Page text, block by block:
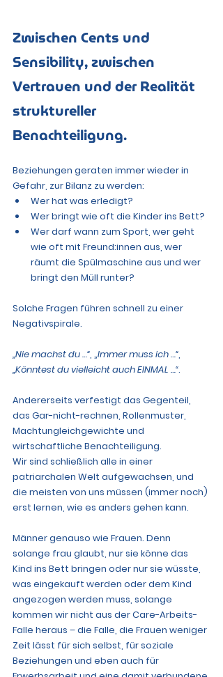
Zwischen Cents und
Sensibility, zwischen
Vertrauen und der Realität
struktureller
Benachteiligung.
Beziehungen geraten immer wieder in
Gefahr, zur Bilanz zu werden:
Wer hat was erledigt?
Wer bringt wie oft die Kinder ins Bett?
Wer darf wann zum Sport, wer geht
wie oft mit Freund:innen aus, wer
räumt die Spülmaschine aus und wer
bringt den Müll runter?
Solche Fragen führen schnell zu einer
Negativspirale.
„Nie machst du …“, „Immer muss ich …“,
„Könntest du vielleicht auch EINMAL …“.
Andererseits verfestigt das Gegenteil,
das Gar-nicht-rechnen, Rollenmuster,
Machtungleichgewichte und
wirtschaftliche Benachteiligung.
Wir sind schließlich alle in einer
patriarchalen Welt aufgewachsen, und
die meisten von uns müssen (immer noch)
erst lernen, wie es anders gehen kann.
Männer genauso wie Frauen. Denn
solange frau glaubt, nur sie könne das
Kind ins Bett bringen oder nur sie wüsste,
was eingekauft werden oder dem Kind
angezogen werden muss, solange
kommen wir nicht aus der Care-Arbeits-
Falle heraus – die Falle, die Frauen weniger
Zeit lässt für sich selbst, für soziale
Beziehungen und eben auch für